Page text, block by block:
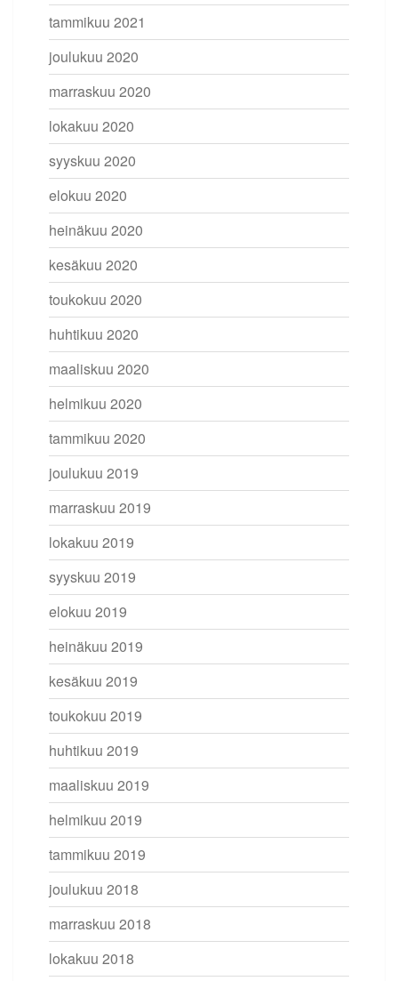
tammikuu 2021
joulukuu 2020
marraskuu 2020
lokakuu 2020
syyskuu 2020
elokuu 2020
heinäkuu 2020
kesäkuu 2020
toukokuu 2020
huhtikuu 2020
maaliskuu 2020
helmikuu 2020
tammikuu 2020
joulukuu 2019
marraskuu 2019
lokakuu 2019
syyskuu 2019
elokuu 2019
heinäkuu 2019
kesäkuu 2019
toukokuu 2019
huhtikuu 2019
maaliskuu 2019
helmikuu 2019
tammikuu 2019
joulukuu 2018
marraskuu 2018
lokakuu 2018